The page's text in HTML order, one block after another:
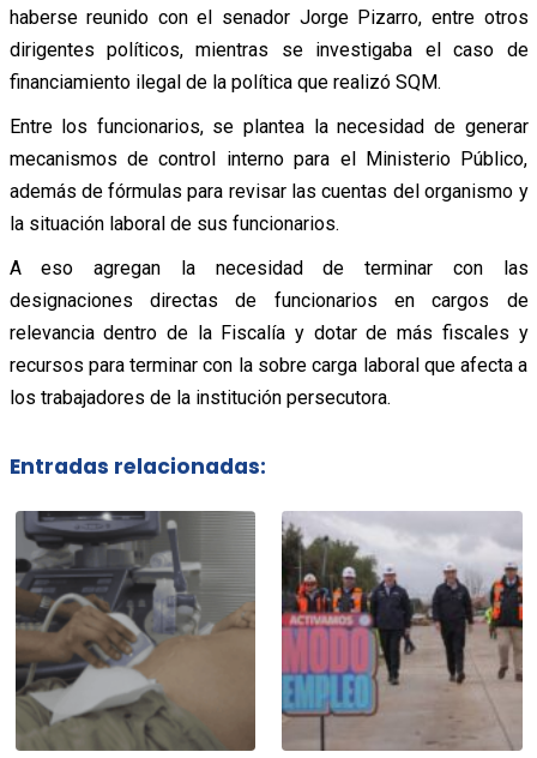
haberse reunido con el senador Jorge Pizarro, entre otros
dirigentes políticos, mientras se investigaba el caso de
financiamiento ilegal de la política que realizó SQM.
Entre los funcionarios, se plantea la necesidad de generar
mecanismos de control interno para el Ministerio Público,
además de fórmulas para revisar las cuentas del organismo y
la situación laboral de sus funcionarios.
A eso agregan la necesidad de terminar con las
designaciones directas de funcionarios en cargos de
relevancia dentro de la Fiscalía y dotar de más fiscales y
recursos para terminar con la sobre carga laboral que afecta a
los trabajadores de la institución persecutora.
Entradas relacionadas: